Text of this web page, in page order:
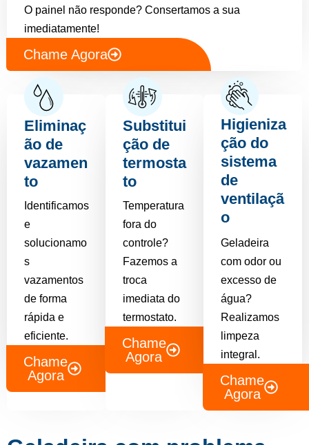
O painel não responde? Consertamos a sua
imediatamente!
Chame Agora
Eliminaç
ão de
vazamen
to
Identificamos
e
solucionamo
s
vazamentos
de forma
rápida e
eficiente.
Chame
Agora
Substitui
ção de
termosta
to
Temperatura
fora do
controle?
Fazemos a
troca
imediata do
termostato.
Chame
Agora
Higieniza
ção do
sistema
de
ventilaçã
o
Geladeira
com odor ou
excesso de
água?
Realizamos
limpeza
integral.
Chame
Agora